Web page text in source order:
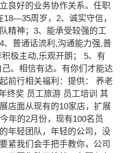
良好的业务协作关系。任职
周岁，2、诚实守信，
精神；3、能承受较强的工
、普通话流利,沟通能力强,普
极主动,乐观开朗； 5、有
。相信有达。有你们才能达
前行相关福利：提供： 养老
终奖 员工旅游 员工培训 其
店面从现有的10家店，扩展
年的2月份，现有100名员
年轻团队，年轻的公司，没
紧我们会手把手教你，公司